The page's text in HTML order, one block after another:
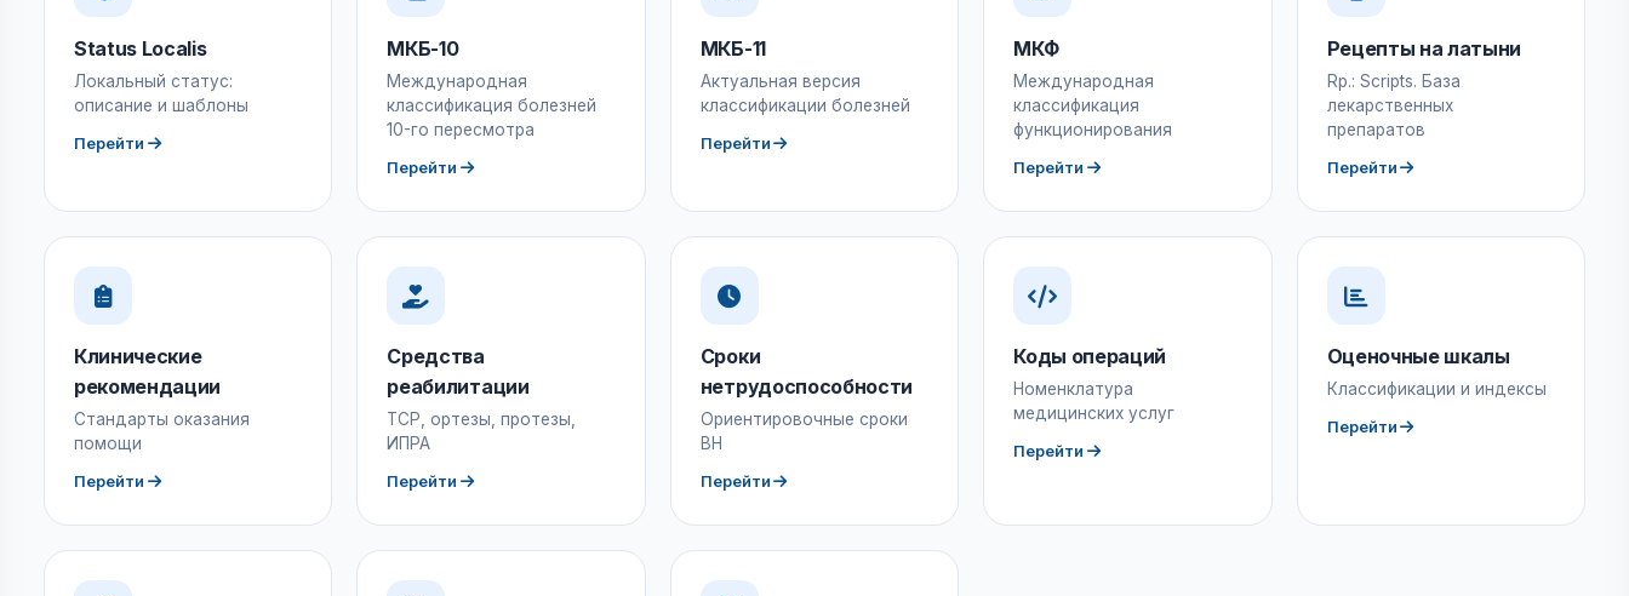
Status Localis
Локальный статус:
описание и шаблоны
Перейти
МКБ-10
Международная
классификация болезней
10-го пересмотра
Перейти
МКБ-11
Актуальная версия
классификации болезней
Перейти
МКФ
Международная
классификация
функционирования
Перейти
Рецепты на латыни
Rp.: Scripts. База
лекарственных
препаратов
Перейти
Клинические
рекомендации
Стандарты оказания
помощи
Перейти
Средства
реабилитации
ТСР, ортезы, протезы,
ИПРА
Перейти
Сроки
нетрудоспособности
Ориентировочные сроки
ВН
Перейти
Коды операций
Номенклатура
медицинских услуг
Перейти
Оценочные шкалы
Классификации и индексы
Перейти